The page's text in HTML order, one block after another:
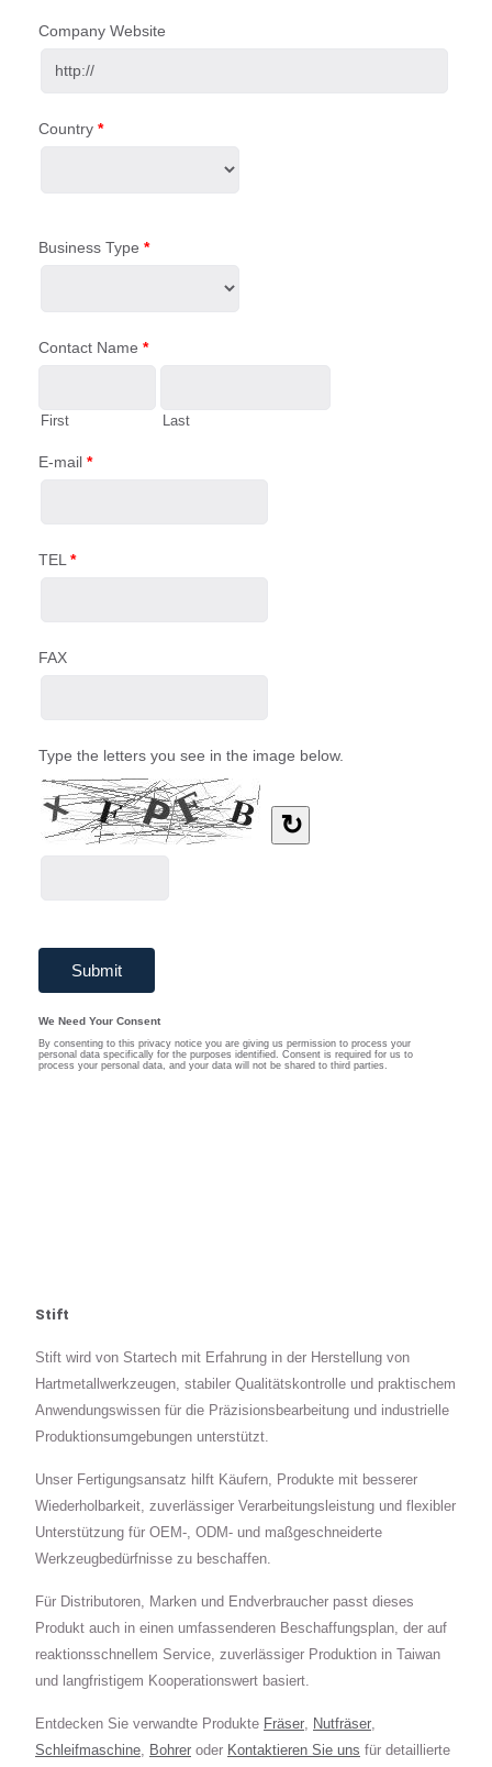
Stift
Stift wird von Startech mit Erfahrung in der Herstellung von
Hartmetallwerkzeugen, stabiler Qualitätskontrolle und praktischem
Anwendungswissen für die Präzisionsbearbeitung und industrielle
Produktionsumgebungen unterstützt.
Unser Fertigungsansatz hilft Käufern, Produkte mit besserer
Wiederholbarkeit, zuverlässiger Verarbeitungsleistung und flexibler
Unterstützung für OEM-, ODM- und maßgeschneiderte
Werkzeugbedürfnisse zu beschaffen.
Für Distributoren, Marken und Endverbraucher passt dieses
Produkt auch in einen umfassenderen Beschaffungsplan, der auf
reaktionsschnellem Service, zuverlässiger Produktion in Taiwan
und langfristigem Kooperationswert basiert.
Entdecken Sie verwandte Produkte Fräser, Nutfräser,
Schleifmaschine, Bohrer oder Kontaktieren Sie uns für detaillierte